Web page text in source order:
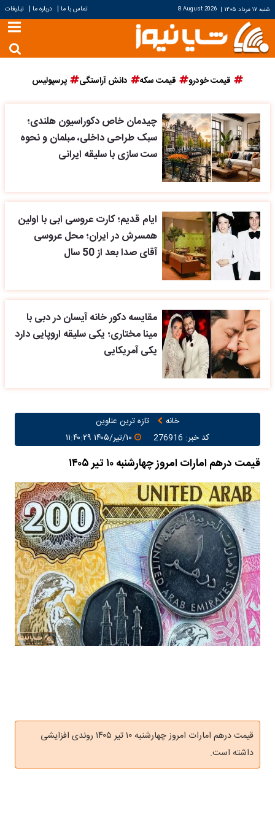
شنبه ۱۷ مرداد ۱۴۰۵ |
8 August 2026 تماس با ما | درباره ما | تبلیغات
قیمت خودرو قیمت سکه دانش آراستگی پرسپولیس
چیدمان خاص دکوراسیون هلندی؛
سبک طراحی داخلی، مبلمان و نحوه
ست سازی با سلیقه ایرانی
ایام قدیم؛ کارت عروسی ابی با اولین
همسرش در ایران؛ محل عروسی
آقای صدا بعد از 50 سال
مقایسه دکور خانه آیسان در دبی با
مینا مختاری؛ یکی سلیقه اروپایی دارد
یکی آمریکایی
خانه
تازه ترین عناوین
کد خبر: 276916
قیمت درهم امارات امروز چهارشنبه ۱۰ تیر ۱۴۰۵
قیمت درهم امارات امروز چهارشنبه ۱۰ تیر ۱۴۰۵ روندی افزایشی
داشته است.